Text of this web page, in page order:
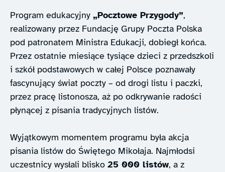
Program edukacyjny „Pocztowe Przygody”,
realizowany przez Fundację Grupy Poczta Polska
pod patronatem Ministra Edukacji, dobiegł końca.
Przez ostatnie miesiące tysiące dzieci z przedszkoli
i szkół podstawowych w całej Polsce poznawały
fascynujący świat poczty – od drogi listu i paczki,
przez pracę listonosza, aż po odkrywanie radości
płynącej z pisania tradycyjnych listów.
Wyjątkowym momentem programu była akcja
pisania listów do Świętego Mikołaja. Najmłodsi
uczestnicy wysłali blisko 25 000 listów, a z